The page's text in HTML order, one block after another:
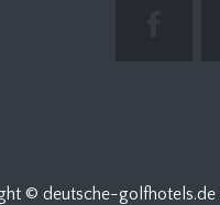
© deutsche-golfhotels.de